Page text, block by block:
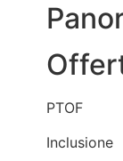
PTOF
Inclusione